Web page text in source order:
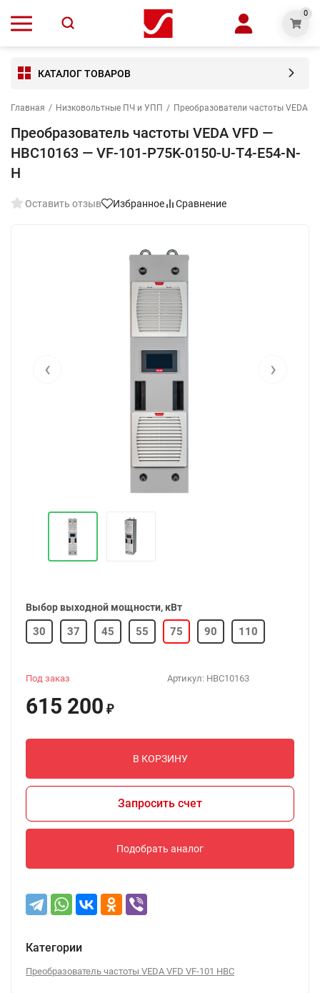
0
КАТАЛОГ ТОВАРОВ
Главная / Низковольтные ПЧ и УПП / Преобразователи частоты VEDA
Преобразователь частоты VEDA VFD —
HBC10163 — VF-101-P75K-0150-U-T4-E54-N-
H
Оставить отзыв Избранное Сравнение
‹ ›
Выбор выходной мощности, кВт
30 37 45 55 75 90 110
Артикул: HBC10163
Под заказ
615 200 ₽
В КОРЗИНУ
Запросить счет
Подобрать аналог
Категории
Преобразователь частоты VEDA VFD VF-101 HBC